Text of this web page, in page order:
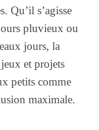
Qu’il s’agisse
pluvieux ou
jours, la
et projets
petits comme
maximale.